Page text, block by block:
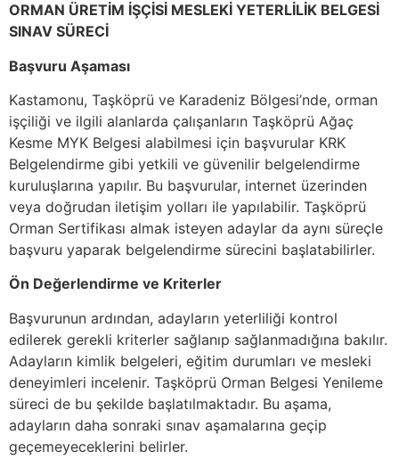
ORMAN ÜRETİM İŞÇİSİ MESLEKİ YETERLİLİK BELGESİ
SINAV SÜRECİ
Başvuru Aşaması
Kastamonu, Taşköprü ve Karadeniz Bölgesi’nde, orman
işçiliği ve ilgili alanlarda çalışanların Taşköprü Ağaç
Kesme MYK Belgesi alabilmesi için başvurular KRK
Belgelendirme gibi yetkili ve güvenilir belgelendirme
kuruluşlarına yapılır. Bu başvurular, internet üzerinden
veya doğrudan iletişim yolları ile yapılabilir. Taşköprü
Orman Sertifikası almak isteyen adaylar da aynı süreçle
başvuru yaparak belgelendirme sürecini başlatabilirler.
Ön Değerlendirme ve Kriterler
Başvurunun ardından, adayların yeterliliği kontrol
edilerek gerekli kriterler sağlanıp sağlanmadığına bakılır.
Adayların kimlik belgeleri, eğitim durumları ve mesleki
deneyimleri incelenir. Taşköprü Orman Belgesi Yenileme
süreci de bu şekilde başlatılmaktadır. Bu aşama,
adayların daha sonraki sınav aşamalarına geçip
geçemeyeceklerini belirler.